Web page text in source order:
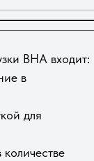
ВНА входит:
в
для